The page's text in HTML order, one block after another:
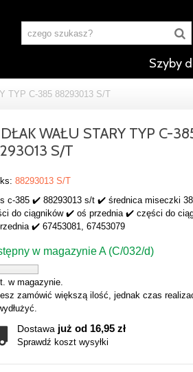
Szyby
TYP C-385 88293013 S/T
WAŁU STARY TYP C-
S/T
88293013 S/T
c-385 ✔️ 88293013 s/t ✔️ średnica miseczki
do ciągników ✔️ oś przednia ✔️ części do
✔️ 67453081, 67453079
w magazynie A (C/032/d)
w magazynie.
zamówić większą ilość, jednak czas
Dostawa już od 16,95 zł
Sprawdź koszt wysyłki